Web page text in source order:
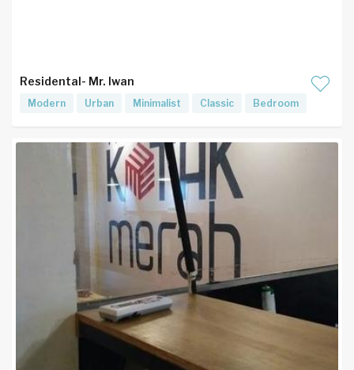
Residental- Mr. Iwan
Modern Urban Minimalist Classic Bedroom